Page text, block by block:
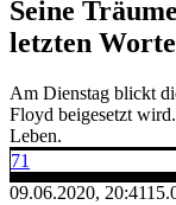
Seine
letzten
Am Dienstag blickt
Floyd beigesetzt
Leben.
71
09.06.2020, 20:41